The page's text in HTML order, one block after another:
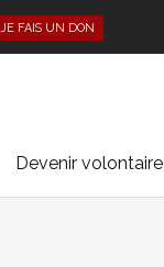
JE FAIS UN DON
Devenir volontaire